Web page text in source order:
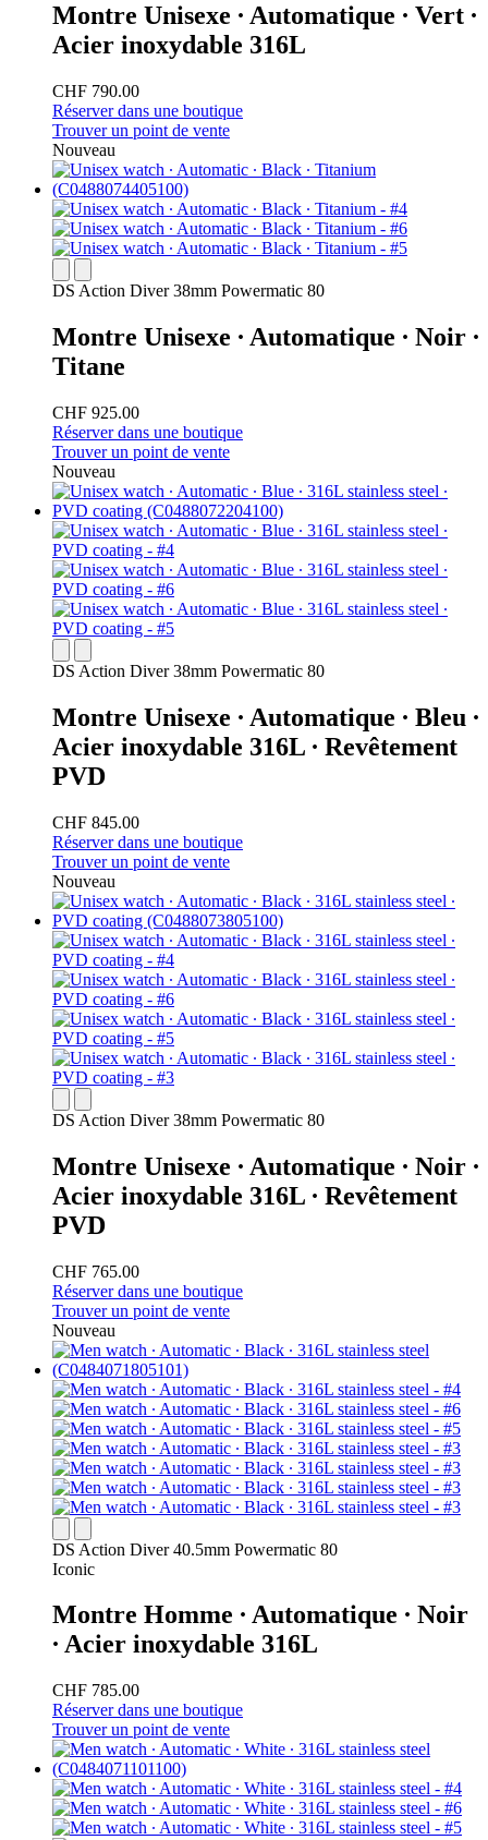
Montre Unisexe ∙ Automatique ∙ Vert ∙
Acier inoxydable 316L
CHF 790.00
Réserver dans une boutique
Trouver un point de vente
Nouveau
DS Action Diver 38mm Powermatic 80
Montre Unisexe ∙ Automatique ∙ Noir ∙
Titane
CHF 925.00
Réserver dans une boutique
Trouver un point de vente
Nouveau
DS Action Diver 38mm Powermatic 80
Montre Unisexe ∙ Automatique ∙ Bleu ∙
Acier inoxydable 316L ∙ Revêtement
PVD
CHF 845.00
Réserver dans une boutique
Trouver un point de vente
Nouveau
DS Action Diver 38mm Powermatic 80
Montre Unisexe ∙ Automatique ∙ Noir ∙
Acier inoxydable 316L ∙ Revêtement
PVD
CHF 765.00
Réserver dans une boutique
Trouver un point de vente
Nouveau
DS Action Diver 40.5mm Powermatic 80
Iconic
Montre Homme ∙ Automatique ∙ Noir
∙ Acier inoxydable 316L
CHF 785.00
Réserver dans une boutique
Trouver un point de vente